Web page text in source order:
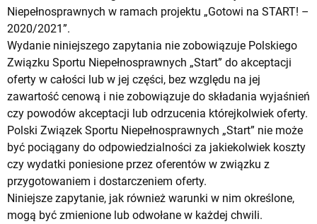
Niepełnosprawnych w ramach projektu „Gotowi na START! –
2020/2021”.
Wydanie niniejszego zapytania nie zobowiązuje Polskiego
Związku Sportu Niepełnosprawnych „Start” do akceptacji
oferty w całości lub w jej części, bez względu na jej
zawartość cenową i nie zobowiązuje do składania wyjaśnień
czy powodów akceptacji lub odrzucenia którejkolwiek oferty.
Polski Związek Sportu Niepełnosprawnych „Start” nie może
być pociągany do odpowiedzialności za jakiekolwiek koszty
czy wydatki poniesione przez oferentów w związku z
przygotowaniem i dostarczeniem oferty.
Niniejsze zapytanie, jak również warunki w nim określone,
mogą być zmienione lub odwołane w każdej chwili.